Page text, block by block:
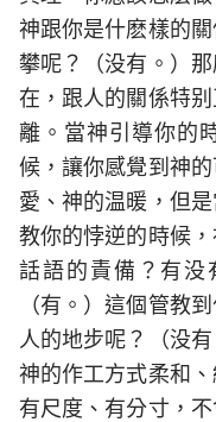
神跟你是什麽樣的
攀呢？（没有。）
在，跟人的關係特
離。當神引導你的
候，讓你感覺到神
愛、神的温暖，但
教你的悖逆的時候
話語的責備？有没
（有。）這個管教
人的地步呢？（没
神的作工方式柔和
有尺度、有分寸，